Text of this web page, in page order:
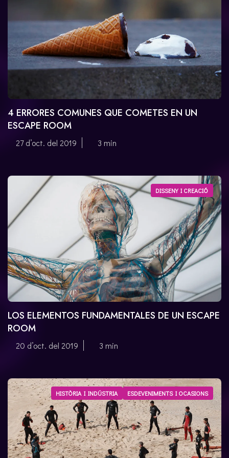
4 ERRORES COMUNES QUE COMETES EN UN
ESCAPE ROOM
27 d’oct. del 2019 3 min
DISSENY I CREACIÓ
LOS ELEMENTOS FUNDAMENTALES DE UN ESCAPE
ROOM
20 d’oct. del 2019 3 min
HISTÒRIA I INDÚSTRIA ESDEVENIMENTS I OCASIONS